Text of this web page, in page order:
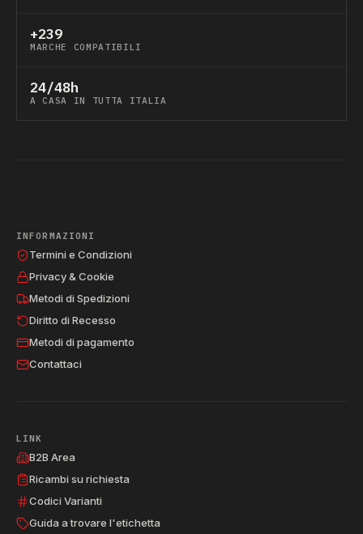
+239
MARCHE COMPATIBILI
24/48h
A CASA IN TUTTA ITALIA
INFORMAZIONI
Termini e Condizioni
Privacy & Cookie
Metodi di Spedizioni
Diritto di Recesso
Metodi di pagamento
Contattaci
LINK
B2B Area
Ricambi su richiesta
Codici Varianti
Guida a trovare l'etichetta